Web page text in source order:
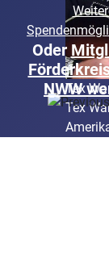
Tex
Tex
Oder
NWW